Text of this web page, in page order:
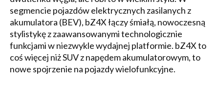
segmencie pojazdów elektrycznych zasilanych z
akumulatora (BEV), bZ4X łączy śmiałą, nowoczesną
stylistykę z zaawansowanymi technologicznie
funkcjami w niezwykle wydajnej platformie. bZ4X to
coś więcej niż SUV z napędem akumulatorowym, to
nowe spojrzenie na pojazdy wielofunkcyjne.